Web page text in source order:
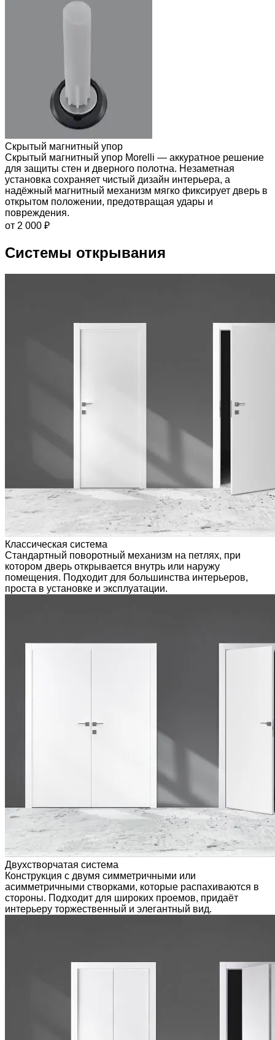
Скрытый магнитный упор
Скрытый магнитный упор Morelli — аккуратное решение
для защиты стен и дверного полотна. Незаметная
установка сохраняет чистый дизайн интерьера, а
надёжный магнитный механизм мягко фиксирует дверь в
открытом положении, предотвращая удары и
повреждения.
от 2 000 ₽
Системы открывания
Классическая система
Стандартный поворотный механизм на петлях, при
котором дверь открывается внутрь или наружу
помещения. Подходит для большинства интерьеров,
проста в установке и эксплуатации.
Двухстворчатая система
Конструкция с двумя симметричными или
асимметричными створками, которые распахиваются в
стороны. Подходит для широких проемов, придаёт
интерьеру торжественный и элегантный вид.